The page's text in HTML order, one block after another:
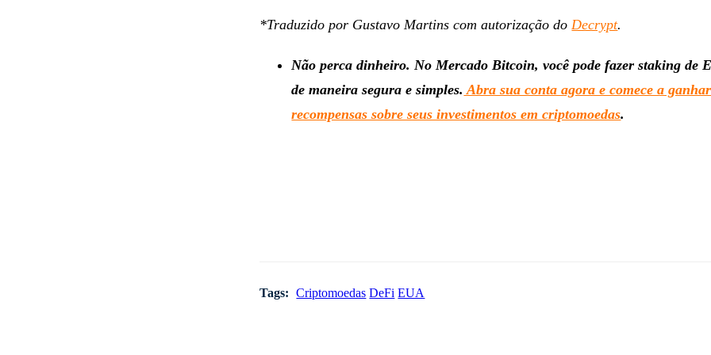
*Traduzido por Gustavo Martins com autorização doDecrypt.
Não perca dinheiro. No Mercado Bitcoin, você pode fazer staking de
de maneira segura e simples. Abra sua conta agora e comece a ganhar
recompensas sobre seus investimentos em criptomoedas.
Tags: Criptomoedas DeFi EUA